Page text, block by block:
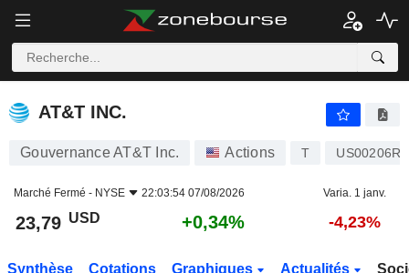
AT&T INC.
AT&T INC.
Gouvernance AT&T Inc. Actions T
Marché Fermé - NYSE 22:03:54 07/08/2026 Varia. 1 janv.
23,79 USD +0,34% -4,23%
Synthèse Cotations Graphiques Actualités